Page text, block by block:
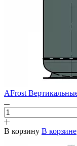
AFrost
В корзину В корзине